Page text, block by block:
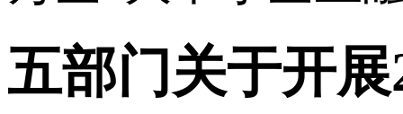
五部门关于开